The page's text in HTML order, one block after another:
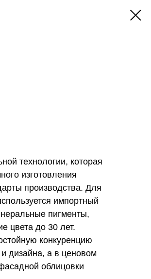
технологии, которая
изготовления
производства. Для
импортный
пигменты,
цвета до 30 лет.
конкуренцию
дизайна, а в ценовом
облицовки